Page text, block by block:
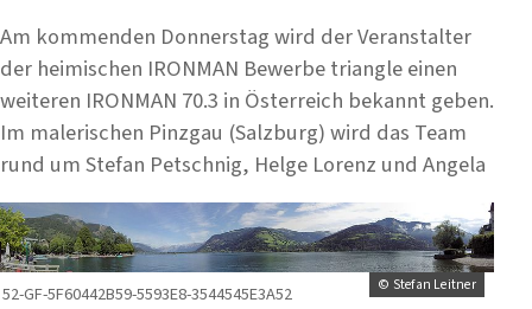
Am kommenden Donnerstag wird der Veranstalter
der heimischen IRONMAN Bewerbe triangle einen
weiteren IRONMAN 70.3 in Österreich bekannt geben.
Im malerischen Pinzgau (Salzburg) wird das Team
rund um Stefan Petschnig, Helge Lorenz und Angela
© Stefan Leitner
52-GF-5F60442B59-5593E8-3544545E3A52